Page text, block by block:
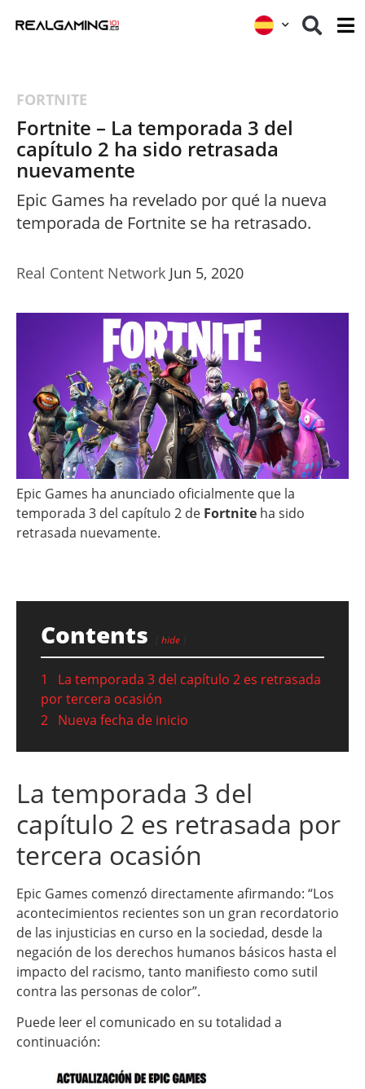
FORTNITE
Fortnite – La temporada 3 del
capítulo 2 ha sido retrasada
nuevamente
Epic Games ha revelado por qué la nueva
temporada de Fortnite se ha retrasado.
Real Content Network Jun 5, 2020
Epic Games ha anunciado oficialmente que la
temporada 3 del capítulo 2 de Fortnite ha sido
retrasada nuevamente.
Contents hide
1
La temporada 3 del capítulo 2 es retrasada
por tercera ocasión
2 Nueva fecha de inicio
La temporada 3 del
capítulo 2 es retrasada por
tercera ocasión
Epic Games comenzó directamente afirmando: “Los
acontecimientos recientes son un gran recordatorio
de las injusticias en curso en la sociedad, desde la
negación de los derechos humanos básicos hasta el
impacto del racismo, tanto manifiesto como sutil
contra las personas de color”.
Puede leer el comunicado en su totalidad a
continuación: